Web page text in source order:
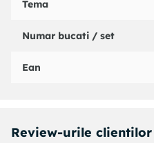
Tema
Numar bucati / set
Ean
Review-urile clientilor